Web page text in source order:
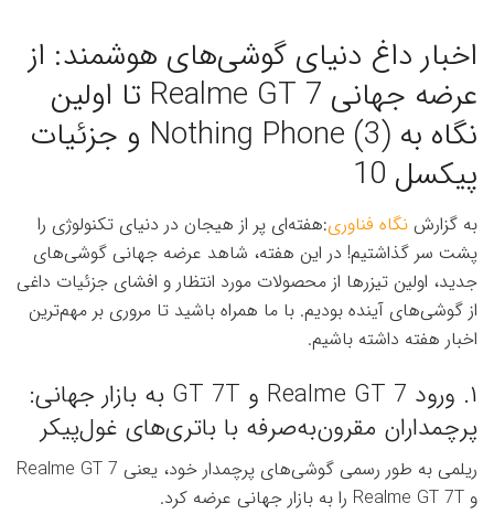
اخبار داغ دنیای گوشی‌های هوشمند: از
عرضه جهانی Realme GT 7 تا اولین
نگاه به Nothing Phone (3) و جزئیات
پیکسل 10
به گزارش نگاه فناوری:هفته‌ای پر از هیجان در دنیای تکنولوژی را
پشت سر گذاشتیم! در این هفته، شاهد عرضه جهانی گوشی‌های
جدید، اولین تیزرها از محصولات مورد انتظار و افشای جزئیات داغی
از گوشی‌های آینده بودیم. با ما همراه باشید تا مروری بر مهم‌ترین
اخبار هفته داشته باشیم.
۱. ورود Realme GT 7 و GT 7T به بازار جهانی:
پرچمداران مقرون‌به‌صرفه با باتری‌های غول‌پیکر
ریلمی به طور رسمی گوشی‌های پرچمدار خود، یعنی Realme GT 7
و Realme GT 7T را به بازار جهانی عرضه کرد.